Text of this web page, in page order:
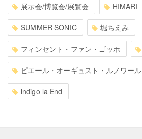
展示会/博覧会/展覧会 HIMARI
SUMMER SONIC 堀ちえみ
フィンセント・ファン・ゴッホ
ピエール・オーギュスト・ルノワール
indigo la End